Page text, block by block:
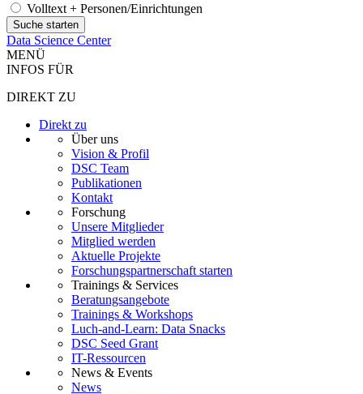
Volltext + Personen/Einrichtungen
Data Science Center
MENÜ
INFOS FÜR
DIREKT ZU
Direkt zu
Über uns
Vision & Profil
DSC Team
Publikationen
Kontakt
Forschung
Unsere Mitglieder
Mitglied werden
Aktuelle Projekte
Forschungspartnerschaft starten
Trainings & Services
Beratungsangebote
Trainings & Workshops
Luch-and-Learn: Data Snacks
DSC Seed Grant
IT-Ressourcen
News & Events
News